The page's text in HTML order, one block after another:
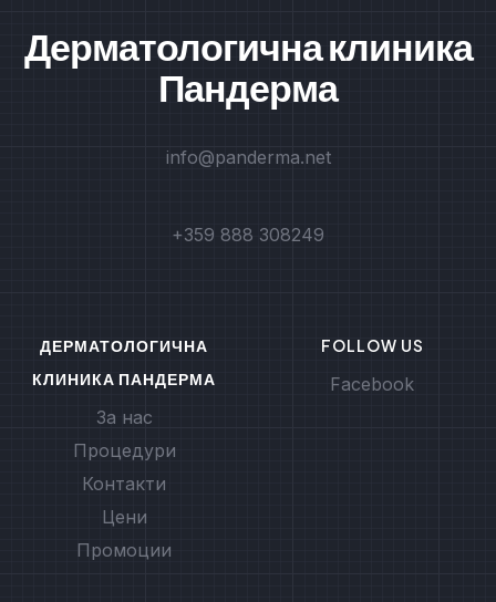
Дерматологична клиника
Пандерма
info@panderma.net
+359 888 308249
ДЕРМАТОЛОГИЧНА
КЛИНИКА ПАНДЕРМА
За нас
Процедури
Контакти
Цени
Промоции
FOLLOW US
Facebook